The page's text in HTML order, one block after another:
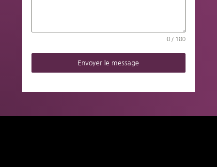
0 / 180
Envoyer le message